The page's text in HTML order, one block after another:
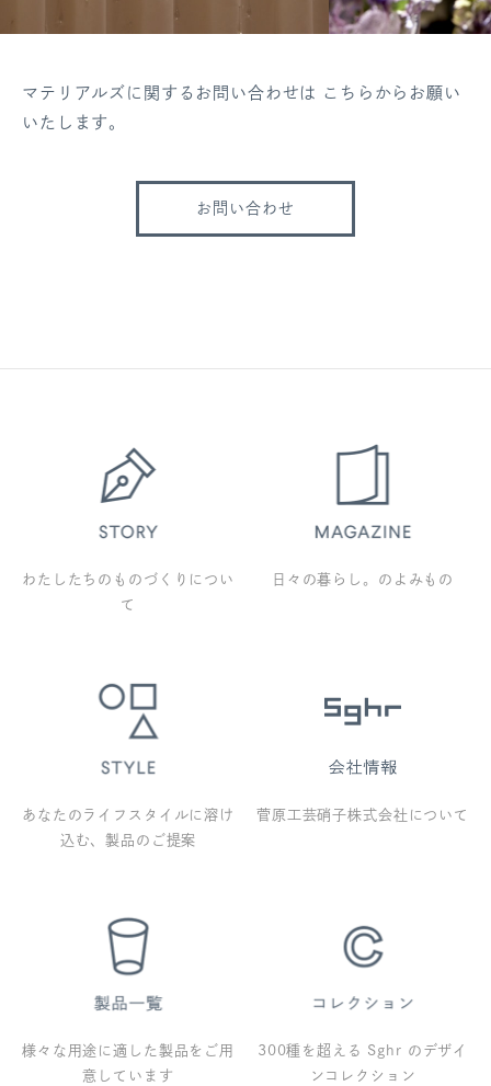
マテリアルズに関するお問い合わせは こちらからお願い
いたします。
お問い合わせ
わたしたちのものづくりについ
て
日々の暮らし。のよみもの
あなたのライフスタイルに溶け
込む、製品のご提案
菅原工芸硝子株式会社について
様々な用途に適した製品をご用
意しています
300種を超える Sghr のデザイ
ンコレクション